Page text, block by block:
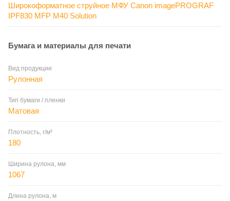
Широкоформатное струйное МФУ Canon imagePROGRAF
IPF830 MFP M40 Solution
Бумага и материалы для печати
Вид продукции
Рулонная
Тип бумаги / пленки
Матовая
Плотность, г/м²
180
Ширина рулона, мм
1067
Длина рулона, м